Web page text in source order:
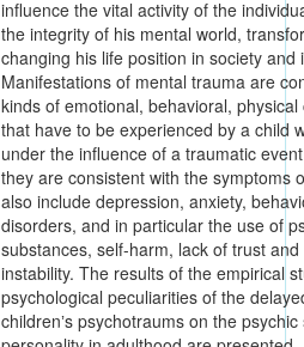
influence the vital activity of the
the integrity of his mental world,
changing his life position in society and
Manifestations of mental trauma are
kinds of emotional, behavioral,
that have to be experienced by a child
under the influence of a traumatic
they are consistent with the symptoms
also include depression, anxiety,
disorders, and in particular the use of
substances, self-harm, lack of trust
instability. The results of the empirical
psychological peculiarities of the
childrenʼs psychotraums on the